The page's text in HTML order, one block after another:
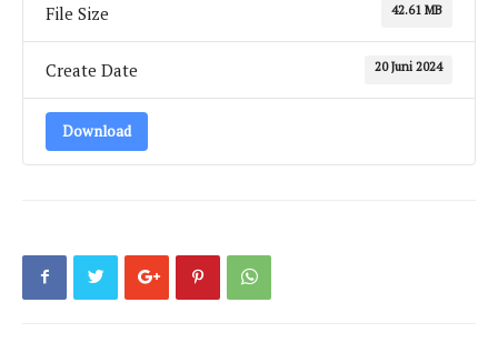
File Size 42.61 MB
Create Date 20 Juni 2024
Download